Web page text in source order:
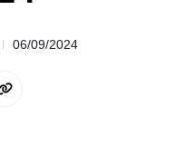
06/09/2024